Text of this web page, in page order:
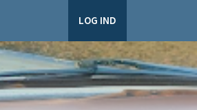
LOG IND